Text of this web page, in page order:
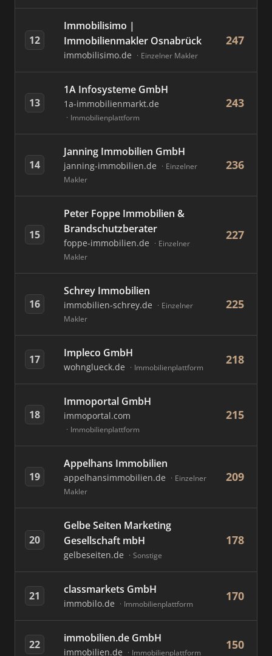
12
Immobilisimo |
Immobilienmakler Osnabrück
immobilisimo.de Einzelner Makler
247
13
1A Infosysteme GmbH
1a-immobilienmarkt.de
Immobilienplattform
243
14
Janning Immobilien GmbH
janning-immobilien.de
Einzelner
Makler
236
15
Peter Foppe Immobilien &
Brandschutzberater
foppe-immobilien.de
Einzelner
Makler
227
16
Schrey Immobilien
immobilien-schrey.de
Einzelner
Makler
225
17 Impleco GmbH
wohnglueck.de Immobilienplattform
218
18
Immoportal GmbH
immoportal.com
Immobilienplattform
215
19
Appelhans Immobilien
appelhansimmobilien.de
Einzelner
Makler
209
20
Gelbe Seiten Marketing
Gesellschaft mbH
gelbeseiten.de Sonstige
178
21 classmarkets GmbH
immobilo.de Immobilienplattform
170
22 immobilien.de GmbH
immobilien.de Immobilienplattform
150